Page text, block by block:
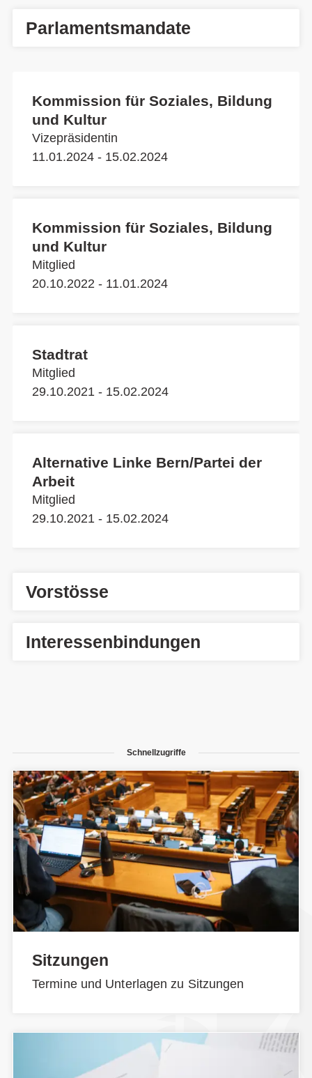
Parlamentsmandate
Kommission für Soziales, Bildung
und Kultur
Vizepräsidentin
11.01.2024 - 15.02.2024
Kommission für Soziales, Bildung
und Kultur
Mitglied
20.10.2022 - 11.01.2024
Stadtrat
Mitglied
29.10.2021 - 15.02.2024
Alternative Linke Bern/Partei der
Arbeit
Mitglied
29.10.2021 - 15.02.2024
Vorstösse
Interessenbindungen
Schnellzugriffe
Sitzungen
Termine und Unterlagen zu Sitzungen